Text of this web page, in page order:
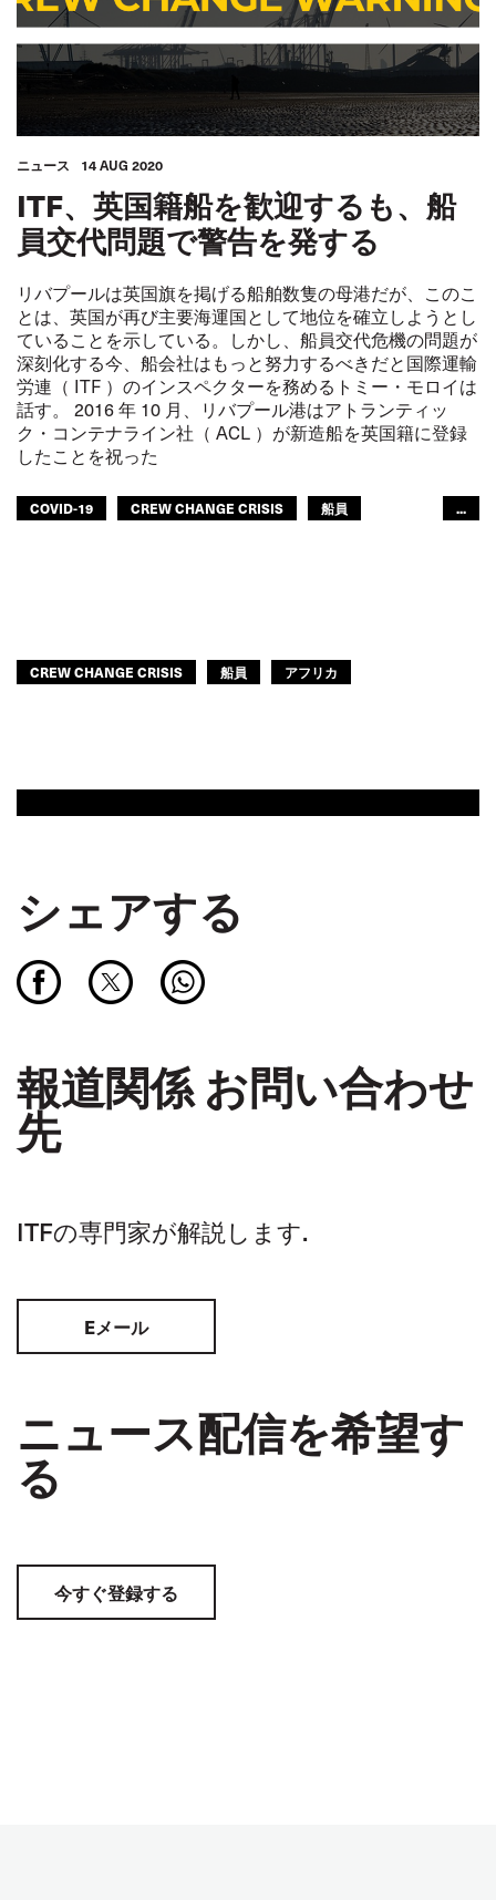
ニュース 14 AUG 2020
ITF、英国籍船を歓迎するも、船
員交代問題で警告を発する
リバプールは英国旗を掲げる船舶数隻の母港だが、このこ
とは、英国が再び主要海運国として地位を確立しようとし
ていることを示している。しかし、船員交代危機の問題が
深刻化する今、船会社はもっと努力するべきだと国際運輸
労連（ ITF ）のインスペクターを務めるトミー・モロイは
話す。 2016 年 10 月、リバプール港はアトランティッ
ク・コンテナライン社（ ACL ）が新造船を英国籍に登録
したことを祝った
COVID-19 CREW CHANGE CRISIS
船員
...
CREW CHANGE CRISIS 船員 アフリカ
シェアする
報道関係 お問い合わせ
先
ITFの専門家が解説します.
Eメール
ニュース配信を希望す
る
今すぐ登録する